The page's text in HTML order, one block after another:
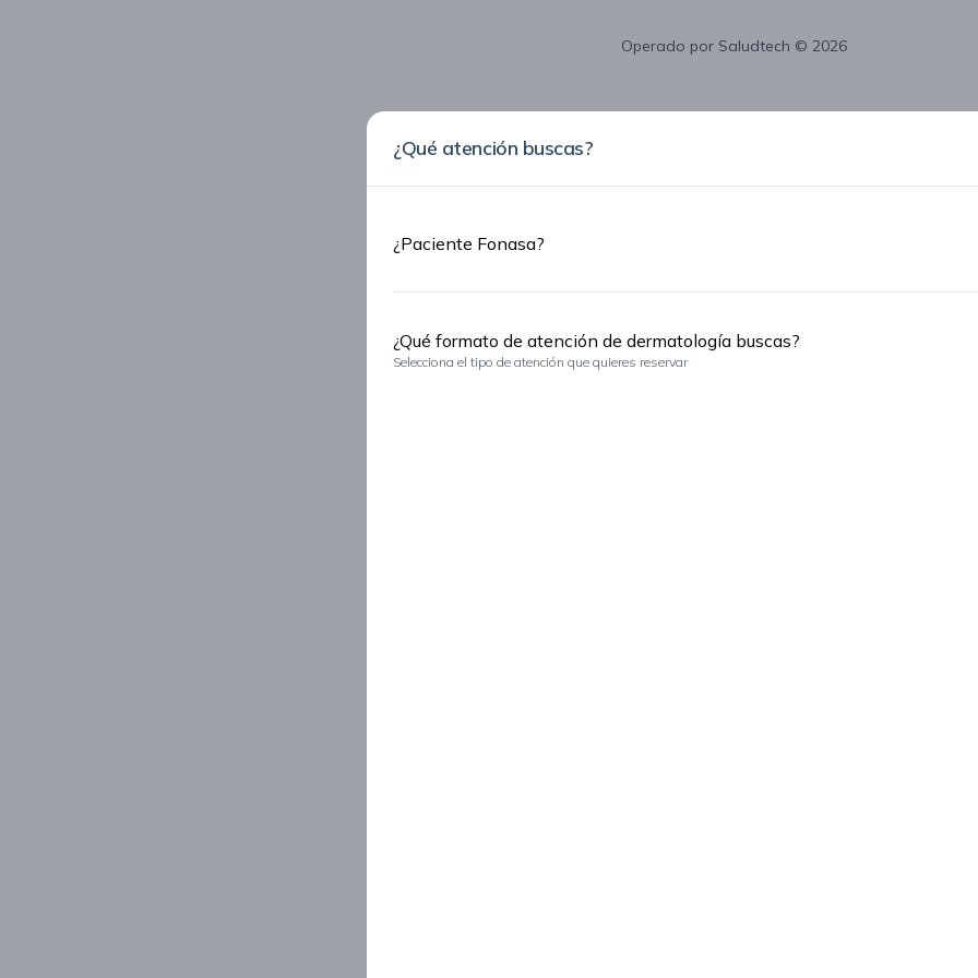
¿Qué atención buscas?
¿Paciente Fonasa?
¿Qué formato de atención de dermatología buscas?
Selecciona el tipo de atención que quieres reservar
Operado por Saludtech © 2026